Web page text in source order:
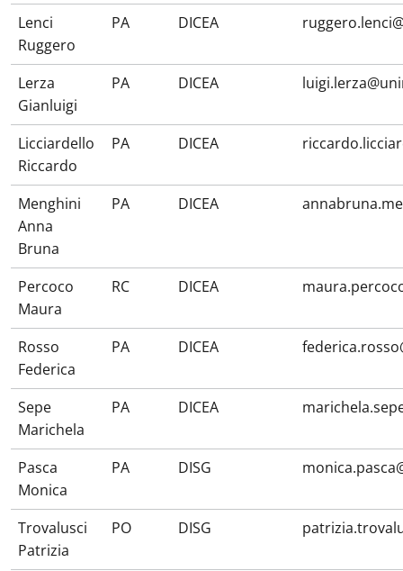
Lenci
Ruggero
PA DICEA
Lerza
Gianluigi
PA DICEA
Licciardello
Riccardo
PA DICEA
Menghini
Anna
Bruna
PA DICEA
Percoco
Maura
RC DICEA
Rosso
Federica
PA DICEA
Sepe
Marichela
PA DICEA
Pasca
Monica
PA DISG
Trovalusci
Patrizia
PO DISG